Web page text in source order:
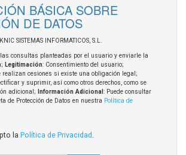
BÁSICA SOBRE
DE DATOS
SISTEMAS INFORMATICOS, S.L.
las consultas planteadas por el usuario y enviarle la
Legitimación: Consentimiento del usuario;
realizan cesiones si existe una obligación legal;
y suprimir, así como otros derechos, como se
adicional;
Información Adicional : Puede consultar
de Protección de Datos en nuestra Política de
la Política de Privacidad